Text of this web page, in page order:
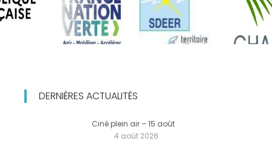
DERNIÈRES ACTUALITÉS
Ciné plein air – 15 août
4 août 2026